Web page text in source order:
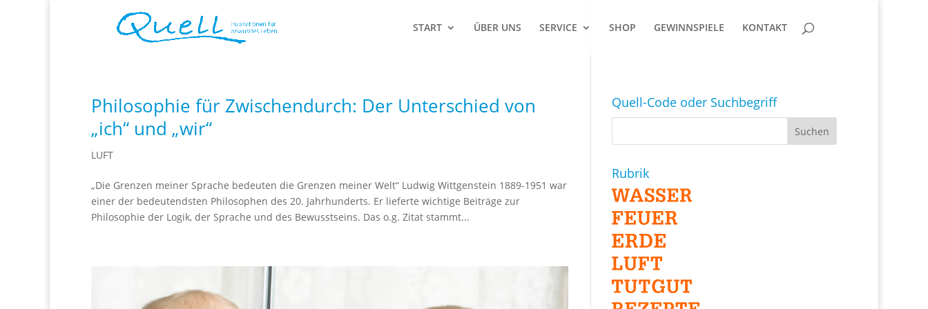
START ÜBER UNS SERVICE SHOP GEWINNSPIELE KONTAKT
Philosophie für Zwischendurch: Der Unterschied von
„ich“ und „wir“
LUFT
„Die Grenzen meiner Sprache bedeuten die Grenzen meiner Welt“ Ludwig Wittgenstein 1889-1951 war
einer der bedeutendsten Philosophen des 20. Jahrhunderts. Er lieferte wichtige Beiträge zur
Philosophie der Logik, der Sprache und des Bewusstseins. Das o.g. Zitat stammt...
Quell-Code oder Suchbegriff
Rubrik